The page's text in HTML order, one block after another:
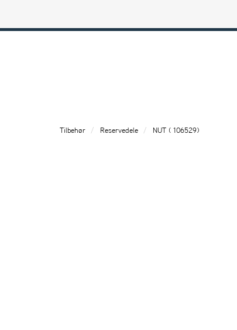
Tilbehør Reservedele NUT ( 106529)